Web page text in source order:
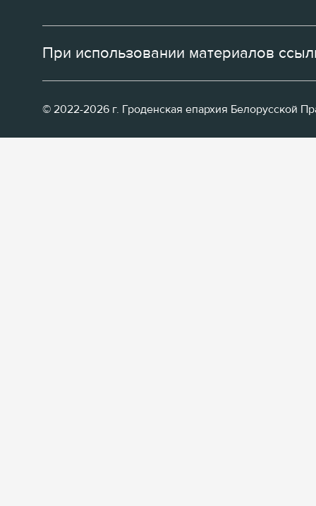
При использовании материалов
© 2022-2026 г. Гроденская епархия Белорусской